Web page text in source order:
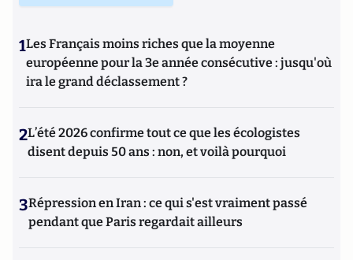
1Les Français moins riches que la moyenne
européenne pour la 3e année consécutive : jusqu'où
ira le grand déclassement ?
2L’été 2026 confirme tout ce que les écologistes
disent depuis 50 ans : non, et voilà pourquoi
3Répression en Iran : ce qui s'est vraiment passé
pendant que Paris regardait ailleurs